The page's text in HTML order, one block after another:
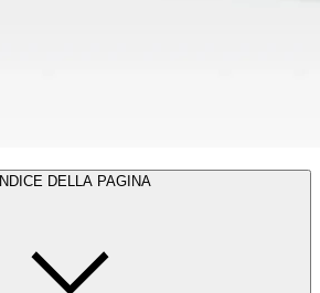
INDICE DELLA PAGINA